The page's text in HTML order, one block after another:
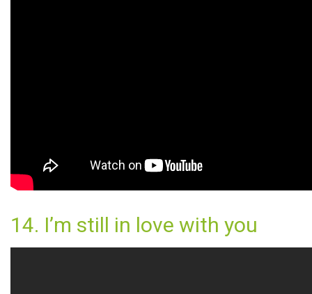
14. I’m still in love with you